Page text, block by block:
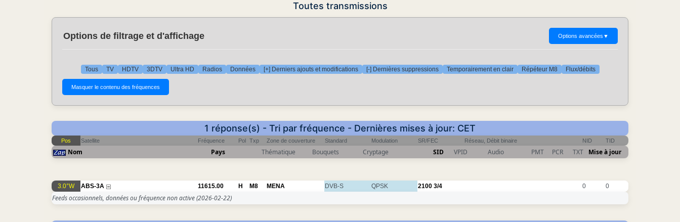
Toutes transmissions
Options de filtrage et d'affichage Options avancées ▼
Tous TV HDTV 3DTV Ultra HD Radios Données [+] Derniers ajouts et modifications [-] Dernières suppressions Temporairement en clair Répéteur M8 Flux/débits
1 réponse(s) - Tri par fréquence - Dernières mises à jour: CET
Pos Satellite Fréquence Pol Txp Zone de couverture Standard Modulation SR/FEC Réseau, Débit binaire NID TID
Nom Pays Thématique Bouquets Cryptage SID VPID Audio PMT PCR TXT Mise à jour
3.0°W ABS-3A 11615.00 H M8 MENA DVB-S QPSK 2100 3/4 0 0
Feeds occasionnels, données ou fréquence non active(2026-02-22)